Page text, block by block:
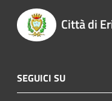
Città di
SEGUICI SU